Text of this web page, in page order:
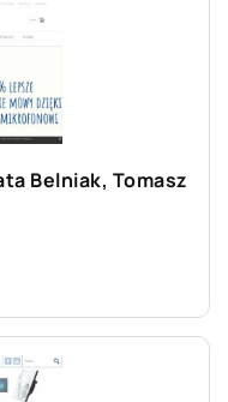
Belniak, Tomasz